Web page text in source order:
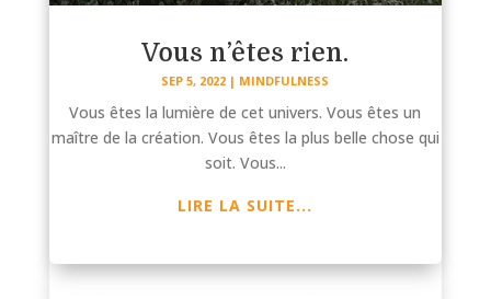
Vous n’êtes rien.
SEP 5, 2022 | MINDFULNESS
Vous êtes la lumière de cet univers. Vous êtes un
maître de la création. Vous êtes la plus belle chose qui
soit. Vous...
LIRE LA SUITE...